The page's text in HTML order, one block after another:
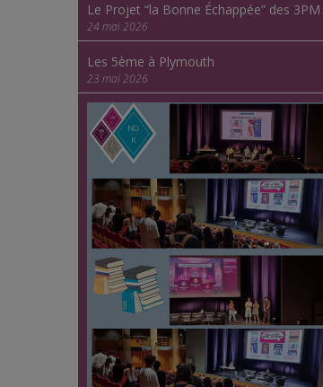
Le Projet “la Bonne Échappée” des 3PM
24 mai 2026
Les 5ème à Plymouth
23 mai 2026